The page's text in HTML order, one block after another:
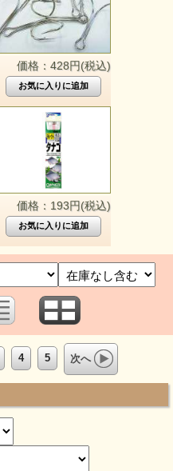
価格：428円(税込)
価格：193円(税込)
4 5 次へ